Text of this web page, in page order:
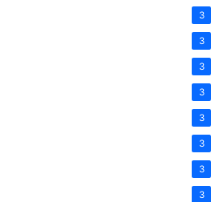
3
3
3
3
3
3
3
3